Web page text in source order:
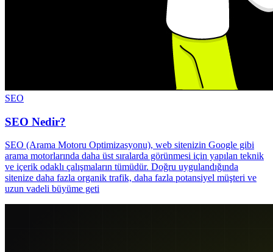
SEO
SEO Nedir?
SEO (Arama Motoru Optimizasyonu), web sitenizin Google gibi
arama motorlarında daha üst sıralarda görünmesi için yapılan teknik
ve içerik odaklı çalışmaların tümüdür. Doğru uygulandığında
sitenize daha fazla organik trafik, daha fazla potansiyel müşteri ve
uzun vadeli büyüme geti